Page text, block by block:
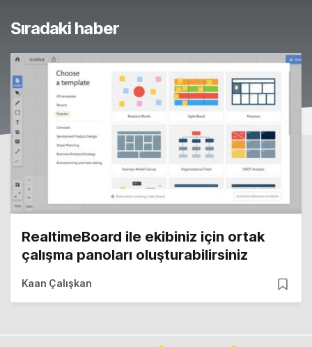
Sıradaki haber
RealtimeBoard ile ekibiniz için ortak
çalışma panoları oluşturabilirsiniz
Kaan Çalışkan